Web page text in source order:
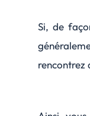
Si, de
rencontrez